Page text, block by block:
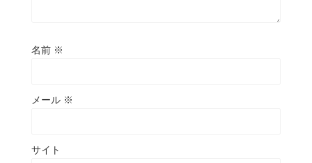
名前 ※
メール ※
サイト